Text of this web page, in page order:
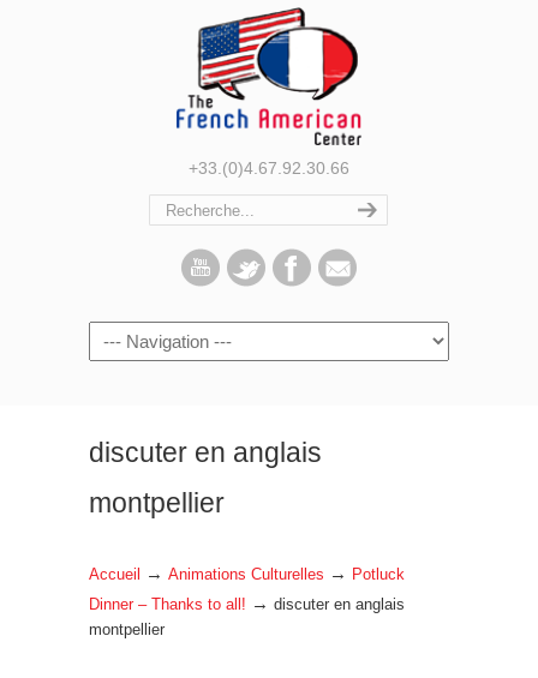
+33.(0)4.67.92.30.66
Navigation
discuter en anglais
montpellier
Accueil → Animations Culturelles →
Potluck
Dinner – Thanks to all! → discuter en anglais
montpellier